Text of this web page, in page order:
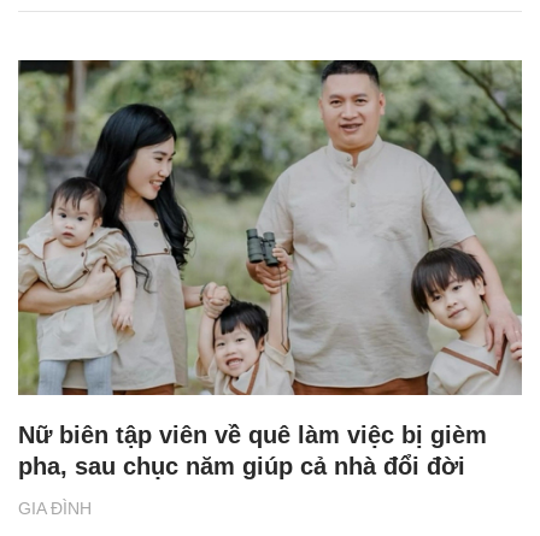
GIA ĐÌNH
Nữ biên tập viên về quê làm việc bị gièm
pha, sau chục năm giúp cả nhà đổi đời